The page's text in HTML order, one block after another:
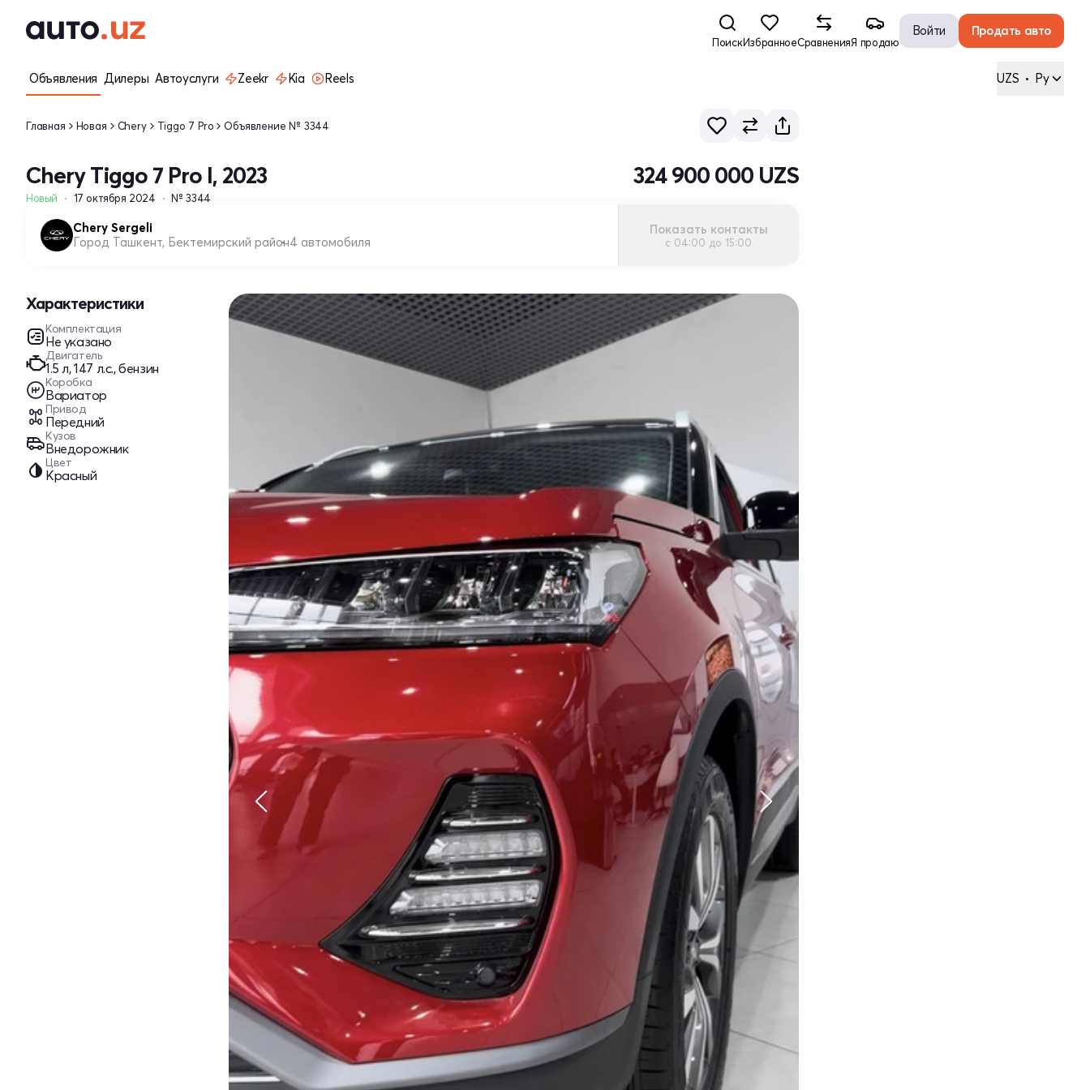
ПоискИзбранноеСравненияЯ продаю
Войти Продать авто
Объявления Дилеры Автоуслуги Zeekr Kia Reels UZS • Ру
Главная Новая Chery Tiggo 7 Pro Объявление № 3344
Chery Tiggo 7 Pro I, 2023
Новый 17 октября 2024 № 3344
324 900 000 UZS
Chery Sergeli
Город Ташкент, Бектемирский район4 автомобиля
Показать контакты
с 04:00 до 15:00
Характеристики
Комплектация
Не указано
Двигатель
1.5 л, 147 л.с., бензин
Коробка
Вариатор
Привод
Передний
Кузов
Внедорожник
Цвет
Красный